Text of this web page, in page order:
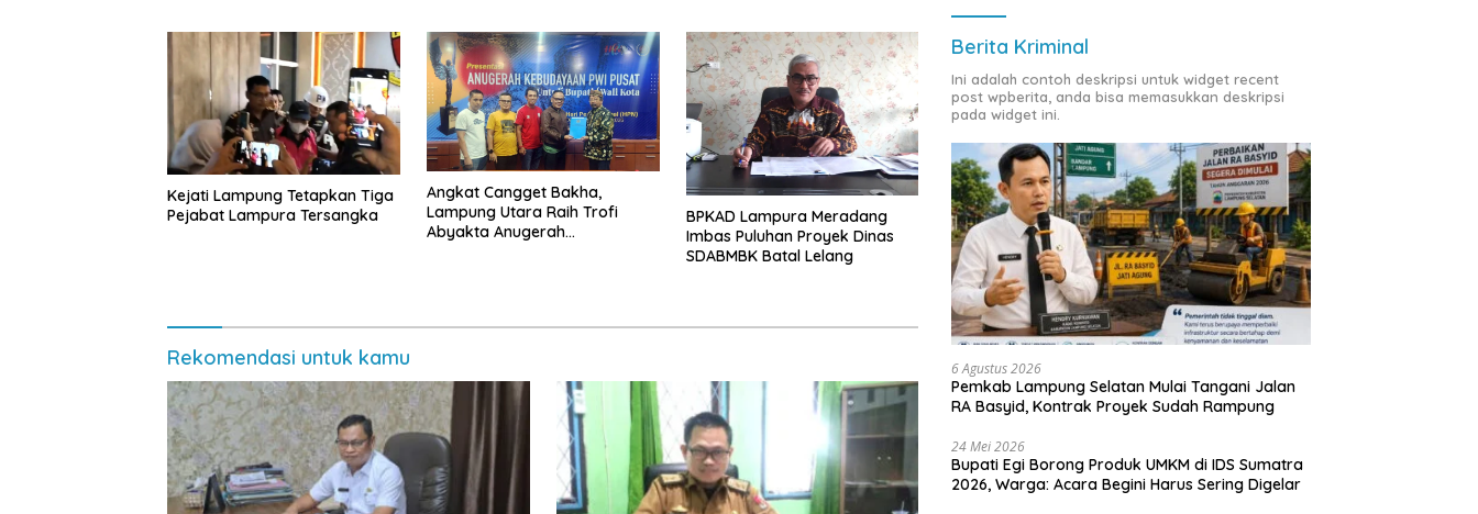
Kejati Lampung Tetapkan Tiga
Pejabat Lampura Tersangka
Angkat Cangget Bakha,
Lampung Utara Raih Trofi
Abyakta Anugerah
BPKAD Lampura Meradang
Imbas Puluhan Proyek Dinas
SDABMBK Batal Lelang
Rekomendasi untuk kamu
Berita Kriminal
Ini adalah contoh deskripsi untuk widget recent
post wpberita, anda bisa memasukkan deskripsi
pada widget ini.
6 Agustus 2026
Pemkab Lampung Selatan Mulai Tangani Jalan
RA Basyid, Kontrak Proyek Sudah Rampung
24 Mei 2026
Bupati Egi Borong Produk UMKM di IDS Sumatra
2026, Warga: Acara Begini Harus Sering Digelar